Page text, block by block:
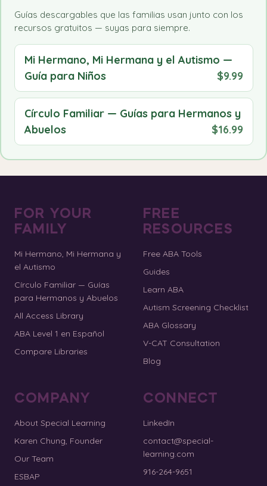
Guías descargables que las familias usan junto con los
recursos gratuitos — suyas para siempre.
Mi Hermano, Mi Hermana y el Autismo —
Guía para Niños
$9.99
Círculo Familiar — Guías para Hermanos y
Abuelos
$16.99
FOR YOUR
FAMILY
Mi Hermano, Mi Hermana y
el Autismo
Círculo Familiar — Guías
para Hermanos y Abuelos
All Access Library
ABA Level 1 en Español
Compare Libraries
FREE
RESOURCES
Free ABA Tools
Guides
Learn ABA
Autism Screening Checklist
ABA Glossary
V-CAT Consultation
Blog
COMPANY
About Special Learning
Karen Chung, Founder
Our Team
ESBAP
CONNECT
LinkedIn
contact@special-
learning.com
916-264-9651